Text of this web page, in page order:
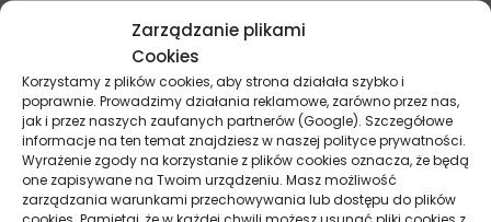
Zarządzanie plikami
Cookies
Korzystamy z plików cookies, aby strona działała szybko i
poprawnie. Prowadzimy działania reklamowe, zarówno przez nas,
jak i przez naszych zaufanych partnerów (Google). Szczegółowe
informacje na ten temat znajdziesz w naszej polityce prywatności.
Wyrażenie zgody na korzystanie z plików cookies oznacza, że będą
one zapisywane na Twoim urządzeniu. Masz możliwość
zarządzania warunkami przechowywania lub dostępu do plików
cookies. Pamiętaj, że w każdej chwili możesz usunąć pliki cookies z
Parametry techniczne
Producent WD40
Pojemność 150 ml